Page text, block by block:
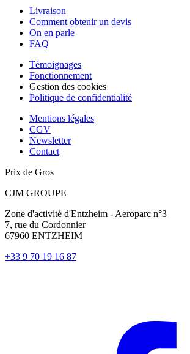
Livraison
Comment obtenir un devis
On en parle
FAQ
Témoignages
Fonctionnement
Gestion des cookies
Politique de confidentialité
Mentions légales
CGV
Newsletter
Contact
Prix de Gros
CJM GROUPE
Zone d'activité d'Entzheim - Aeroparc n°3
7, rue du Cordonnier
67960 ENTZHEIM
+33 9 70 19 16 87